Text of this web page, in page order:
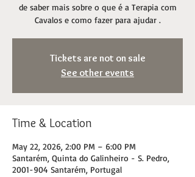
de saber mais sobre o que é a Terapia com
Cavalos e como fazer para ajudar .
Tickets are not on sale
See other events
Time & Location
May 22, 2026, 2:00 PM – 6:00 PM
Santarém, Quinta do Galinheiro - S. Pedro,
2001-904 Santarém, Portugal